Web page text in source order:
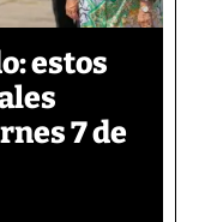
estos
7 de